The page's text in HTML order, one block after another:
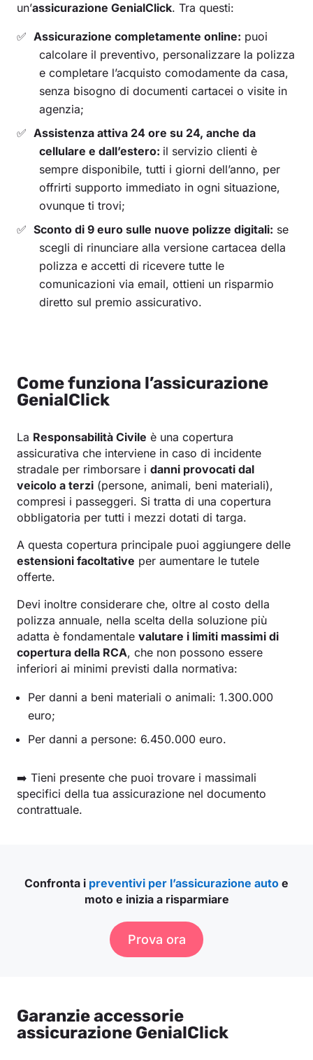
un’assicurazione GenialClick. Tra questi:
Assicurazione completamente online: puoi
calcolare il preventivo, personalizzare la polizza
e completare l’acquisto comodamente da casa,
senza bisogno di documenti cartacei o visite in
agenzia;
Assistenza attiva 24 ore su 24, anche da
cellulare e dall’estero: il servizio clienti è
sempre disponibile, tutti i giorni dell’anno, per
offrirti supporto immediato in ogni situazione,
ovunque ti trovi;
Sconto di 9 euro sulle nuove polizze digitali: se
scegli di rinunciare alla versione cartacea della
polizza e accetti di ricevere tutte le
comunicazioni via email, ottieni un risparmio
diretto sul premio assicurativo.
Come funziona l’assicurazione
GenialClick
La Responsabilità Civile è una copertura
assicurativa che interviene in caso di incidente
stradale per rimborsare i danni provocati dal
veicolo a terzi (persone, animali, beni materiali),
compresi i passeggeri. Si tratta di una copertura
obbligatoria per tutti i mezzi dotati di targa.
A questa copertura principale puoi aggiungere delle
estensioni facoltative per aumentare le tutele
offerte.
Devi inoltre considerare che, oltre al costo della
polizza annuale, nella scelta della soluzione più
adatta è fondamentale valutare i limiti massimi di
copertura della RCA, che non possono essere
inferiori ai minimi previsti dalla normativa:
Per danni a beni materiali o animali: 1.300.000
euro;
Per danni a persone: 6.450.000 euro.
➡️ Tieni presente che puoi trovare i massimali
specifici della tua assicurazione nel documento
contrattuale.
Confronta i preventivi per l’assicurazione auto e
moto e inizia a risparmiare
Prova ora
Garanzie accessorie
assicurazione GenialClick